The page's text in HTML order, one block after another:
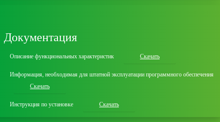
Документация
Описание функциональных характеристик Скачать
Информация, необходимая для штатной эксплуатации программного обеспечения
Скачать
Инструкция по установке Скачать